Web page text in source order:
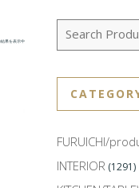
結果を表示中
FURUICHI/
INTERIOR (1291)